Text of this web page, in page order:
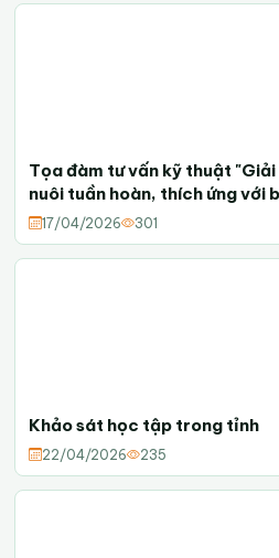
Tọa đàm tư vấn kỹ thuật
nuôi tuần hoàn, thích ứng với
17/04/2026 301
Khảo sát học tập trong tỉnh
22/04/2026 235